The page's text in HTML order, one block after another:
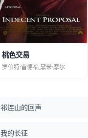
桃色交易
罗伯特·雷德福,黛米·摩尔
祁连山的回声
我的长征